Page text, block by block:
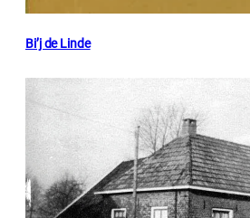
Bi’j de Linde